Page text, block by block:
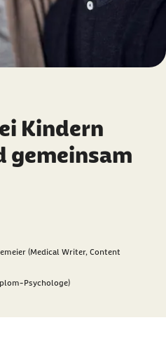
Kindern
gemeinsam
(Medical Writer, Content
Psychologe)